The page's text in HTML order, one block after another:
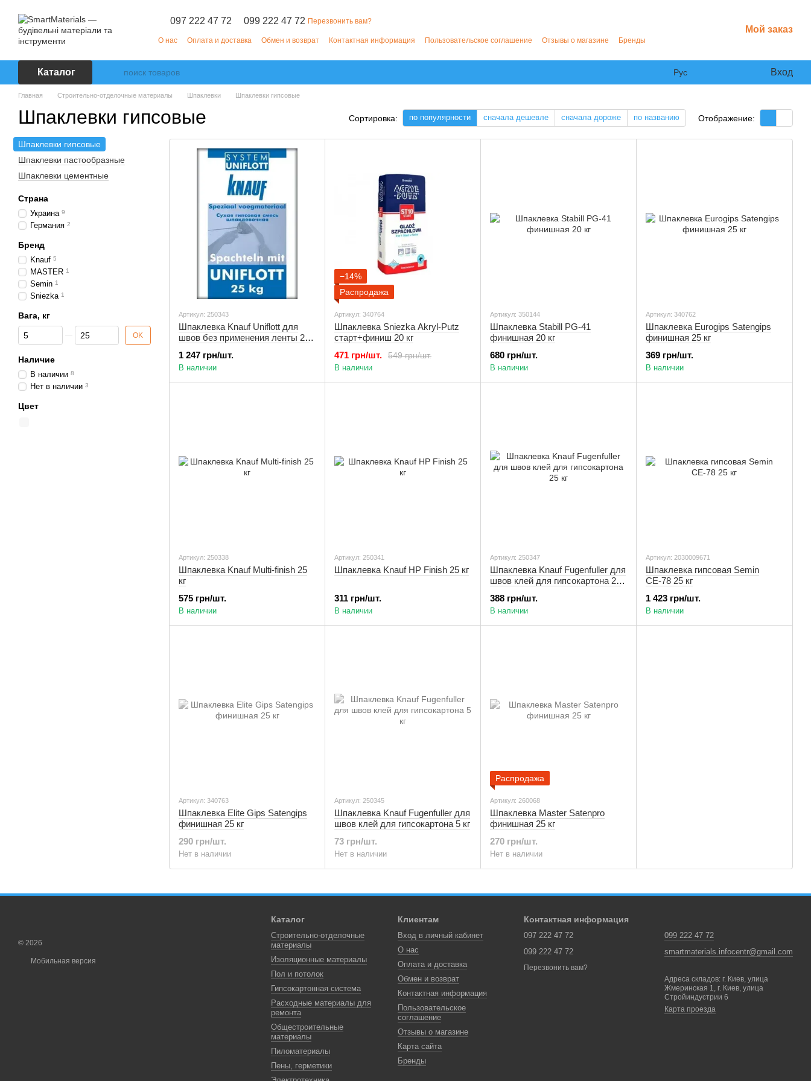
097 222 47 72 099 222 47 72 Перезвонить вам?
О нас Оплата и доставка Обмен и возврат Контактная информация Пользовательское соглашение Отзывы о магазине Бренды
Мой заказ
Каталог Рус Вход
Главная Строительно-отделочные материалы Шпаклевки Шпаклевки гипсовые
Шпаклевки гипсовые Сортировка: по популярности сначала дешевле сначала дороже по названию Отображение:
Артикул: 250343
Шпаклевка Knauf Uniflott для
швов без применения ленты 25
1 247 грн/шт.
В наличии
−14%
Распродажа
Артикул: 340764
Шпаклевка Sniezka Akryl-Putz
старт+финиш 20 кг
549 грн/шт.
471 грн/шт.
В наличии
Артикул: 350144
Шпаклевка Stabill PG-41
финишная 20 кг
680 грн/шт.
В наличии
Артикул: 340762
Шпаклевка Eurogips Satengips
финишная 25 кг
369 грн/шт.
В наличии
Артикул: 250338
Шпаклевка Knauf Multi-finish 25
кг
575 грн/шт.
В наличии
Артикул: 250341
Шпаклевка Knauf HP Finish 25 кг
311 грн/шт.
В наличии
Артикул: 250347
Шпаклевка Knauf Fugenfuller для
швов клей для гипсокартона 25
388 грн/шт.
В наличии
Артикул: 2030009671
Шпаклевка гипсовая Semin
СЕ-78 25 кг
1 423 грн/шт.
В наличии
Артикул: 340763
Шпаклевка Elite Gips Satengips
финишная 25 кг
290 грн/шт.
Нет в наличии
Артикул: 250345
Шпаклевка Knauf Fugenfuller для
швов клей для гипсокартона 5 кг
73 грн/шт.
Нет в наличии
Распродажа
Артикул: 260068
Шпаклевка Master Satenpro
финишная 25 кг
270 грн/шт.
Нет в наличии
Шпаклевки гипсовые
Шпаклевки пастообразные
Шпаклевки цементные
Страна
Украина 9
Германия 2
Бренд
Knauf 5
MASTER 1
Semin 1
Sniezka 1
Вага, кг
От Вага, кг
До Вага, кг OK
Наличие
В наличии 8
Нет в наличии 3
Цвет
© 2026
Мобильная версия
Каталог
Строительно-отделочные
материалы
Изоляционные материалы
Пол и потолок
Гипсокартонная система
Расходные материалы для
ремонта
Общестроительные
материалы
Пиломатериалы
Пены, герметики
Клиентам
Вход в личный кабинет
О нас
Оплата и доставка
Обмен и возврат
Контактная информация
Пользовательское
соглашение
Отзывы о магазине
Карта сайта
Бренды
Контактная информация
097 222 47 72
099 222 47 72
Перезвонить вам?
099 222 47 72
smartmaterials.infocentr@gmail.com
Адреса складов: г. Киев, улица
Жмеринская 1, г. Киев, улица
Стройиндустрии 6
Карта проезда